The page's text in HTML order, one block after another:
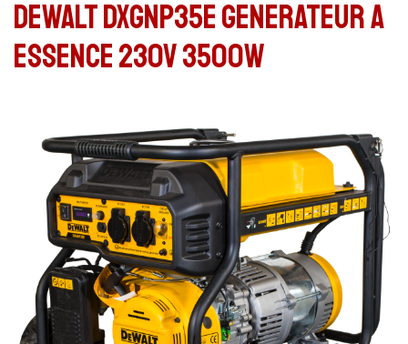
DeWALT DXGNP35E GENERATEUR A
ESSENCE 230V 3500W